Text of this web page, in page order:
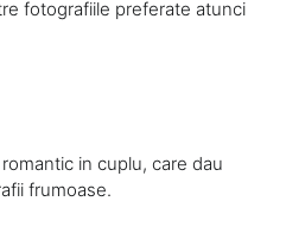
fotografiile preferate atunci
in cuplu, care dau
frumoase.